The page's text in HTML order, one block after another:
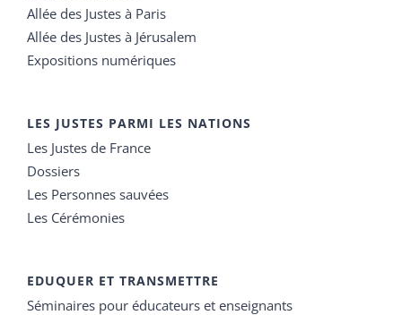
Allée des Justes à Paris
Allée des Justes à Jérusalem
Expositions numériques
LES JUSTES PARMI LES NATIONS
Les Justes de France
Dossiers
Les Personnes sauvées
Les Cérémonies
EDUQUER ET TRANSMETTRE
Séminaires pour éducateurs et enseignants